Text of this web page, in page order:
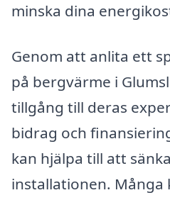
minska dina
Genom att anlita ett
på bergvärme i
tillgång till deras
bidrag och
kan hjälpa till att
installationen. Många